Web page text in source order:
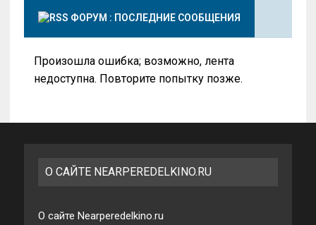
ФОРУМ : ПОСЛЕДНИЕ СООБЩЕНИЯ
Произошла ошибка; возможно, лента
недоступна. Повторите попытку позже.
О САЙТЕ NEARPEREDELKINO.RU
О сайте Nearperedelkino.ru